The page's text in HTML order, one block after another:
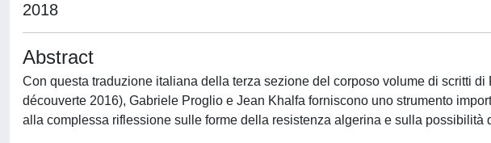
2018
Abstract
Con questa traduzione italiana della terza sezione del corposo volume di scritti di
découverte 2016), Gabriele Proglio e Jean Khalfa forniscono uno strumento
alla complessa riflessione sulle forme della resistenza algerina e sulla possibilità